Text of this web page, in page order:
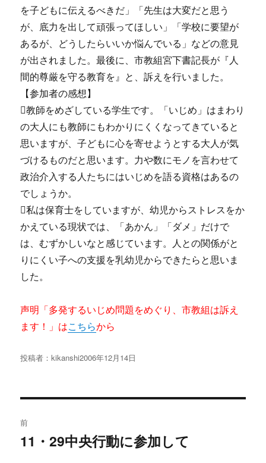
を子どもに伝えるべきだ」「先生は大変だと思う
が、底力を出して頑張ってほしい」「学校に要望が
あるが、どうしたらいいか悩んでいる」などの意見
が出されました。最後に、市教組宮下書記長が『人
間的尊厳を守る教育を』と、訴えを行いました。
【参加者の感想】
教師をめざしている学生です。「いじめ」はまわり
の大人にも教師にもわかりにくくなってきていると
思いますが、子どもに心を寄せようとする大人が気
づけるものだと思います。力や数にモノを言わせて
政治介入する人たちにはいじめを語る資格はあるの
でしょうか。
私は保育士をしていますが、幼児からストレスをか
かえている現状では、「あかん」「ダメ」だけで
は、むずかしいなと感じています。人との関係がと
りにくい子への支援を乳幼児からできたらと思いま
した。
声明「多発するいじめ問題をめぐり、市教組は訴え
ます！」はこちらから
投稿者：kikanshi投
2006年12月14日
稿
前
過
11・29中央行動に参加して